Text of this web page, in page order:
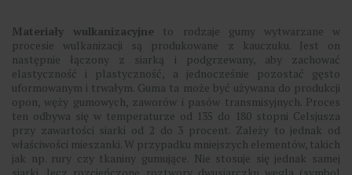
Materiały wulkanizacyjne to rodzaje gumy wytwarzane w
procesie wulkanizacji są produkowane z kauczuku. Jest on
następnie łączony z siarką i podgrzewany, aby zachować
elastyczność i plastyczność, a jednocześnie pozostać gęsto
uformowanym i trwałym. Guma ta może być używana do produkcji
opon, węży gumowych, zaworów i pasów transmisyjnych. Proces
ten odbywa się w temperaturze od 135 do 180 stopni Celsjusza
przy zawartości siarki od 2 do 3 procent. Zależy to jednak od
właściwości mieszanki. W przypadku mniejszych elementów, takich
jak np. rury czy tkaniny gumujące. Nie stosuje się jednak samej